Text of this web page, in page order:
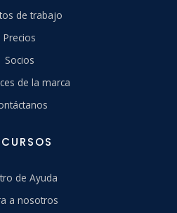
de trabajo
Precios
Socios
de la marca
de Ayuda
a nosotros